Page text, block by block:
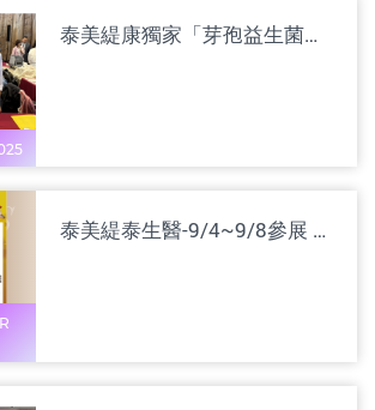
泰美緹康獨家「芽孢益生菌外泌體」引領生醫保養新趨勢 | 宜蘭地方型SBIR成果發表
泰美緹泰生醫-9/4~9/8參展 2025台北寵物用品博覽會 - 寵物再生醫療專家